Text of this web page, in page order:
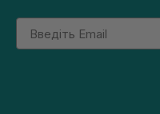
Email